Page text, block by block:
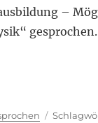
–
gesprochen.